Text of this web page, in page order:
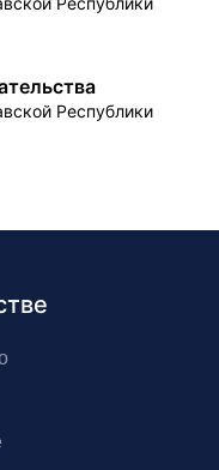
Республики